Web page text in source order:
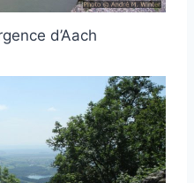
d’Aach